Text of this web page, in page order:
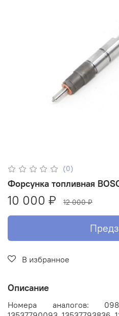
(0)
Форсунка топливная
10 000 ₽ 12 000 ₽
В избранное
Описание
Номера аналогов: